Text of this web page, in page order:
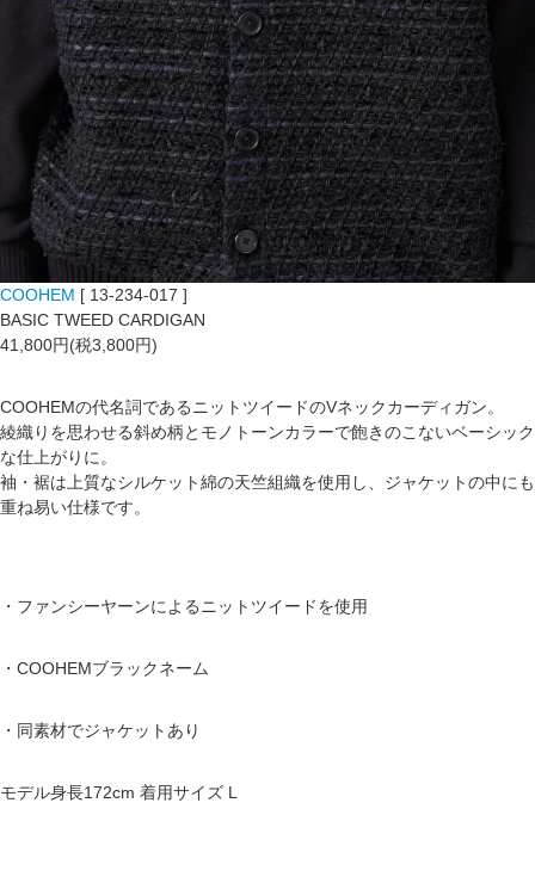
COOHEM [ 13-234-017 ]
BASIC TWEED CARDIGAN
41,800円(税3,800円)
COOHEMの代名詞であるニットツイードのVネックカーディガン。
綾織りを思わせる斜め柄とモノトーンカラーで飽きのこないベーシック
な仕上がりに。
袖・裾は上質なシルケット綿の天竺組織を使用し、ジャケットの中にも
重ね易い仕様です。
・ファンシーヤーンによるニットツイードを使用
・COOHEMブラックネーム
・同素材でジャケットあり
モデル身長172cm 着用サイズ L